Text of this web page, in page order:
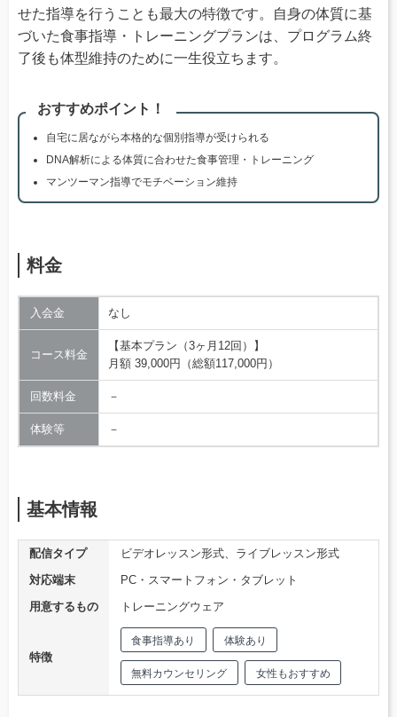
せた指導を行うことも最大の特徴です。自身の体質に基
づいた食事指導・トレーニングプランは、プログラム終
了後も体型維持のために一生役立ちます。
おすすめポイント！
自宅に居ながら本格的な個別指導が受けられる
DNA解析による体質に合わせた食事管理・トレーニング
マンツーマン指導でモチベーション維持
料金
入会金 なし
コース料金
【基本プラン（3ヶ月12回）】
月額 39,000円（総額117,000円）
回数料金 －
体験等 －
基本情報
配信タイプ
ビデオレッスン形式、ライブレッスン形式
対応端末
PC・スマートフォン・タブレット
用意するもの
トレーニングウェア
特徴
食事指導あり 体験あり
無料カウンセリング 女性もおすすめ